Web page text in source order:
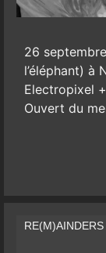
26
l’éléphant) à
Electropixel
Ouvert du
RE(M)AINDERS